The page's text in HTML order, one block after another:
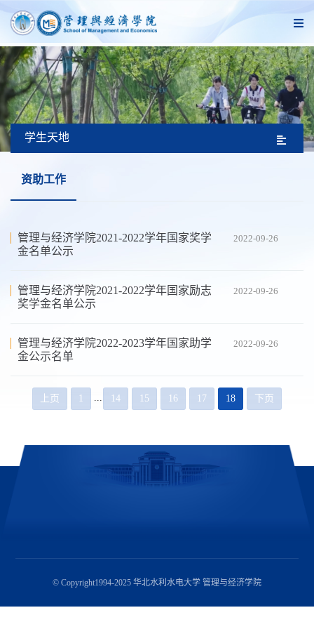
学生天地
资助工作
管理与经济学院2021-2022学年国家奖学
金名单公示
2022-09-26
管理与经济学院2021-2022学年国家励志
奖学金名单公示
2022-09-26
管理与经济学院2022-2023学年国家助学
金公示名单
2022-09-26
上页 1 14 15 16 17 18 下页
© Copyright1994-2025 华北水利水电大学 管理与经济学院